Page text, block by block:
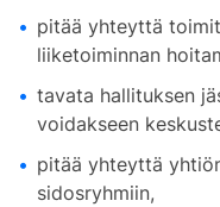
pitää yhteyttä
liiketoiminnan
tavata hallituksen
voidakseen
pitää yhteyttä
sidosryhmiin,